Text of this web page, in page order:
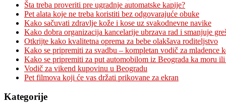
Šta treba proveriti pre ugradnje automatske kapije?
Pet alata koje ne treba koristiti bez odgovarajuće obuke
Kako sačuvati zdravlje kože i kose uz svakodnevne navike
Kako dobra organizacija kancelarije ubrzava rad i smanjuje
Otkrijte kako kvalitetna oprema za bebe olakšava roditeljstvo
Kako se pripremiti za svadbu – kompletan vodič za mladence
Kako se pripremiti za put automobilom iz Beograda ka moru
Vodič za vikend kupovinu u Beogradu
Pet filmova koji će vas držati prikovane za ekran
Kategorije